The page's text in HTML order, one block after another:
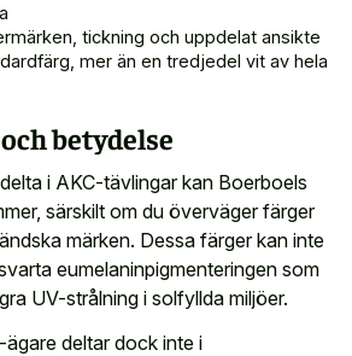
tickning och uppdelat ansikte
mer än en tredjedel vit av hela
betydelse
i AKC-tävlingar kan Boerboels
särskilt om du överväger färger
märken. Dessa färger kan inte
eumelaninpigmenteringen som
UV-strålning i solfyllda miljöer.
deltar dock inte i